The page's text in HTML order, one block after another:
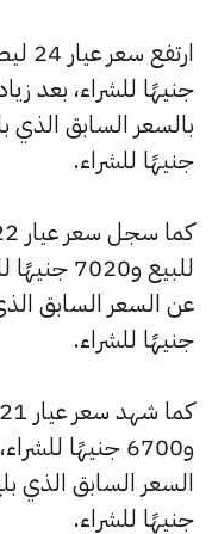
جنيهًا للشراء.
جنيهًا للشراء.
جنيهًا للشراء.